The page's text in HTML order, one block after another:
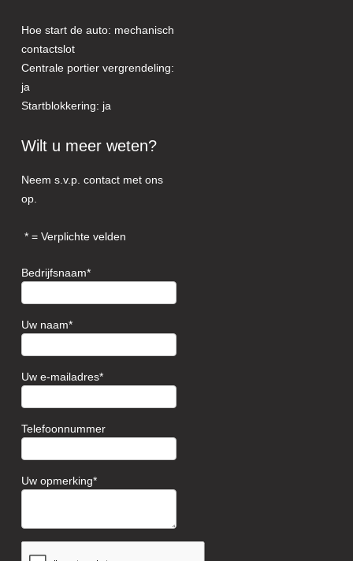
Hoe start de auto: mechanisch
contactslot
Centrale portier vergrendeling:
ja
Startblokkering: ja
Wilt u meer weten?
Neem s.v.p. contact met ons
op.
= Verplichte velden
Bedrijfsnaam
Uw naam
Uw e-mailadres
Telefoonnummer
Uw opmerking